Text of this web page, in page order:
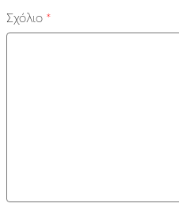
Σχόλιο *